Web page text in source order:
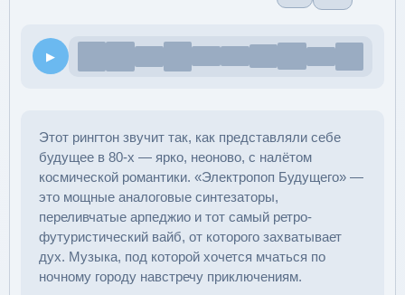
▶
Этот рингтон звучит так, как представляли себе
будущее в 80-х — ярко, неоново, с налётом
космической романтики. «Электропоп Будущего» —
это мощные аналоговые синтезаторы,
переливчатые арпеджио и тот самый ретро-
футуристический вайб, от которого захватывает
дух. Музыка, под которой хочется мчаться по
ночному городу навстречу приключениям.